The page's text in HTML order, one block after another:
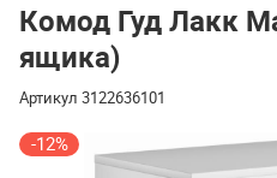
Комод Гуд Лакк
ящика)
Артикул 3122636101
-12%